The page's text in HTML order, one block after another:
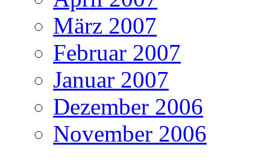
März 2007
Februar 2007
Januar 2007
Dezember 2006
November 2006